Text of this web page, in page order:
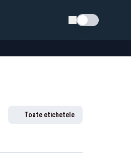
Schimba tema
Toate etichetele